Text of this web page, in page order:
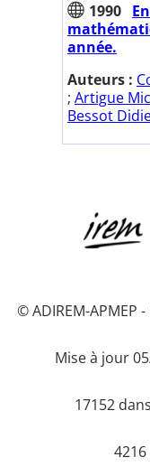
1990
année.
Auteurs :
; Artigue
Bessot
© ADIREM-APMEP
Mise à jour
17152